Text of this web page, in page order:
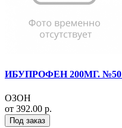
ИБУПРОФЕН 200МГ.
ОЗОН
от 392.00 р.
Под заказ